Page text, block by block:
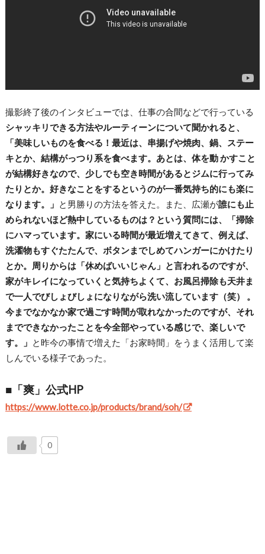
撮影終了後のインタビューでは、仕事の合間などで行っている
シャッキリできる方法やルーティーンについて聞かれると、
「美味しいものを食べる！最近は、串揚げや焼肉、鍋、ステー
キとか、結構がっつり系を食べます。あとは、体を動 かすこと
が結構好きなので、少しでも空き時間があるとジムに行ってみ
たりとか。好きなことをするというのが一番気持ち的にも楽に
なります。」 と男勝りの方法を答えた。また、広瀬が誰にも止
められないほど熱中しているものは？という質問には、「掃除
にハマっています。家にいる時間が最近増えてきて、例えば、
洗濯物もすぐたたんで、ボタンまでしめてハンガーにかけたり
とか。周りからは「休めばいいじゃん」と言われるのですが、
家がキレイになっていくと気持ちよくて、お風呂掃除も天井ま
で一人でびしょびしょになりながら洗い流しています（笑） 。
今までなかなか家で過ごす時間が取れなかったのですが、それ
までできなかったことを今全部やっている感じで、楽しいで
す。」 と昨今の事情で増えた「お家時間」をうまく活用して楽
しんでいる様子であった。
■「爽」公式HP
https://www.lotte.co.jp/products/brand/soh/
0